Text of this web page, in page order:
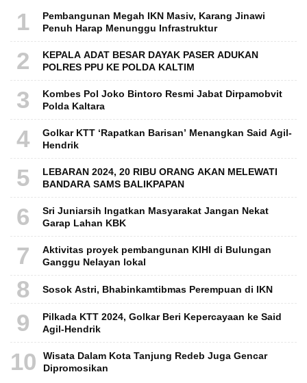
1
Pembangunan Megah IKN Masiv, Karang Jinawi
Penuh Harap Menunggu Infrastruktur
2
KEPALA ADAT BESAR DAYAK PASER ADUKAN
POLRES PPU KE POLDA KALTIM
3
Kombes Pol Joko Bintoro Resmi Jabat Dirpamobvit
Polda Kaltara
4
Golkar KTT ‘Rapatkan Barisan’ Menangkan Said Agil-
Hendrik
5
LEBARAN 2024, 20 RIBU ORANG AKAN MELEWATI
BANDARA SAMS BALIKPAPAN
6
Sri Juniarsih Ingatkan Masyarakat Jangan Nekat
Garap Lahan KBK
7
Aktivitas proyek pembangunan KIHI di Bulungan
Ganggu Nelayan lokal
8 Sosok Astri, Bhabinkamtibmas Perempuan di IKN
9
Pilkada KTT 2024, Golkar Beri Kepercayaan ke Said
Agil-Hendrik
10
Wisata Dalam Kota Tanjung Redeb Juga Gencar
Dipromosikan